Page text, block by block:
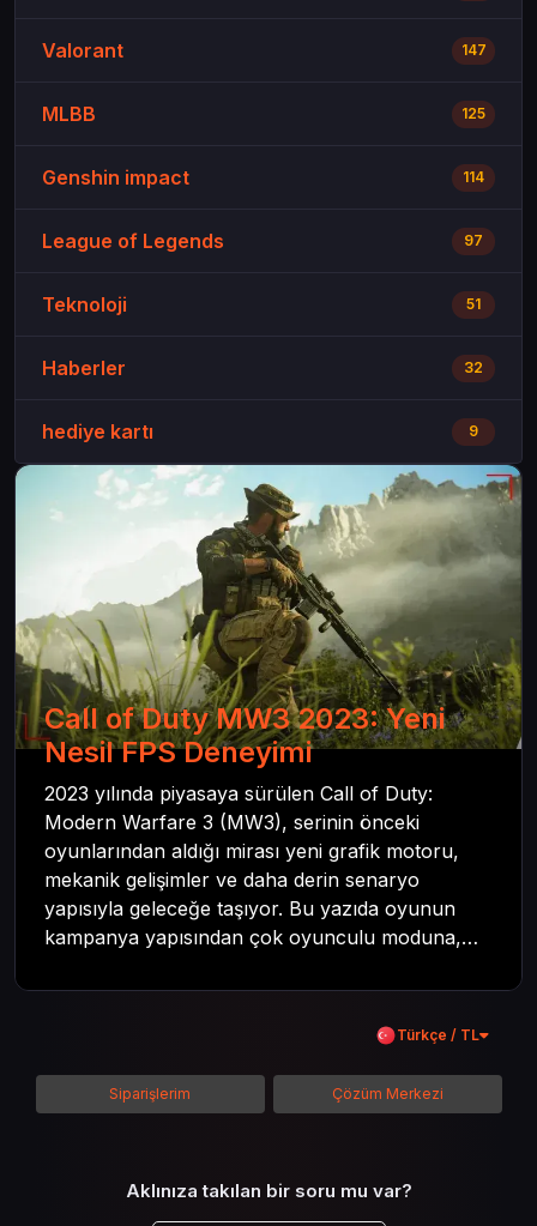
Valorant 147
MLBB 125
Genshin impact 114
League of Legends 97
Teknoloji 51
Haberler 32
hediye kartı 9
Call of Duty MW3 2023: Yeni
Nesil FPS Deneyimi
2023 yılında piyasaya sürülen Call of Duty:
Modern Warfare 3 (MW3), serinin önceki
oyunlarından aldığı mirası yeni grafik motoru,
mekanik gelişimler ve daha derin senaryo
yapısıyla geleceğe taşıyor. Bu yazıda oyunun
kampanya yapısından çok oyunculu moduna,
kadar her şeyi kapsamaya çalışacaktır. Tüm
içeriği boyunca Call of Duty evreninin
detaylarına inilecek ve steam hediye kartı
kullanımının avantajlarından da bahsedilecektir.
Türkçe / TL
Siparişlerim Çözüm Merkezi
Aklınıza takılan bir soru mu var?